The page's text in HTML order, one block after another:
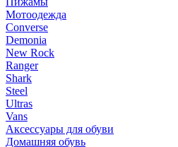
Мотоодежда
Converse
Demonia
New Rock
Ranger
Shark
Steel
Ultras
Vans
Аксессуары для обуви
Домашняя обувь